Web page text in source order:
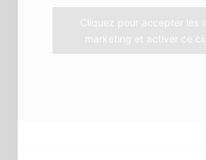
Cliquez pour accepter les
marketing et activer ce